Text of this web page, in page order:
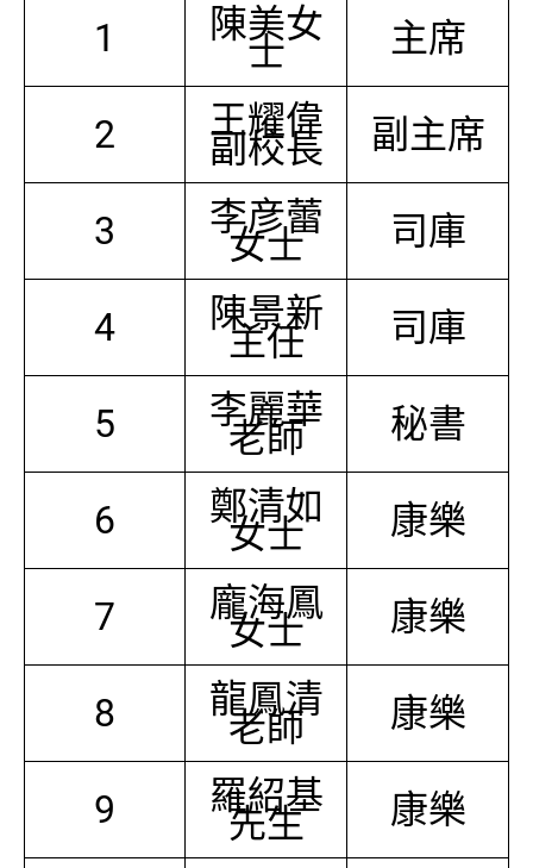
1
陳美女
士 主席
2 王耀偉
副校長 副主席
3 李彦蕾
女士 司庫
4 陳景新
主任 司庫
5 李麗華
老師 秘書
6 鄭清如
女士 康樂
7 龐海鳳
女士 康樂
8 龍鳳清
老師 康樂
9 羅紹基
先生 康樂